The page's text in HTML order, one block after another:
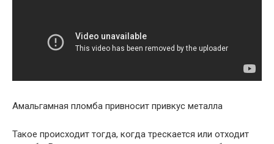
Амальгамная пломба привносит привкус металла
Такое происходит тогда, когда трескается или отходит